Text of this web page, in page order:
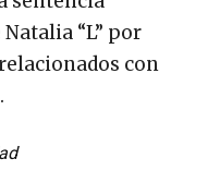
“L” por
con